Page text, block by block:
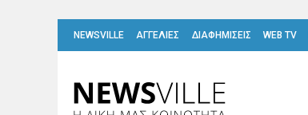
NEWSVILLE ΑΓΓΕΛΙΕΣ ΔΙΑΦΗΜΙΣΕΙΣ WEB TV